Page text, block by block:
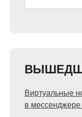
Виртуальные
в